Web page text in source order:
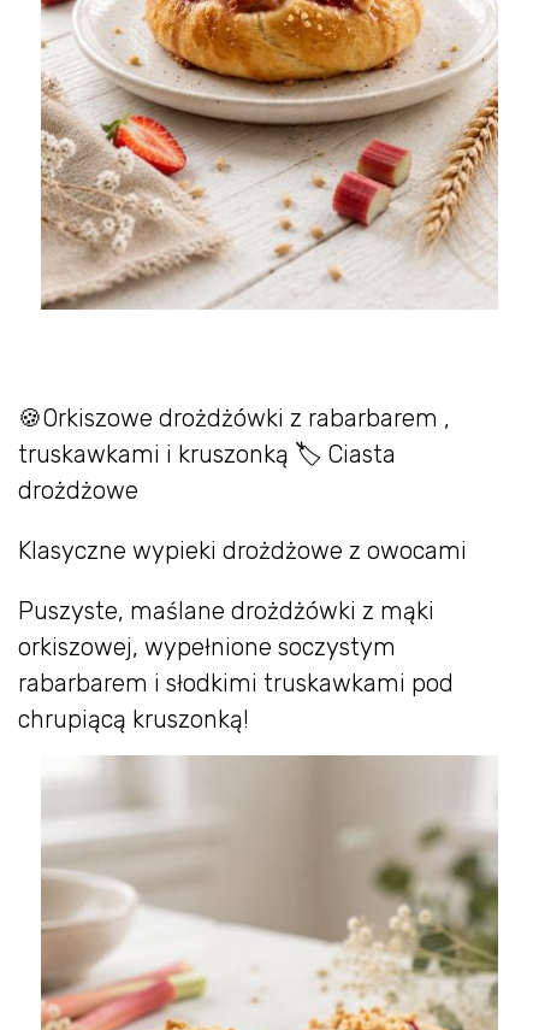
🍪Orkiszowe drożdżówki z rabarbarem ,
truskawkami i kruszonką 🏷 Ciasta
drożdżowe
Klasyczne wypieki drożdżowe z owocami
Puszyste, maślane drożdżówki z mąki
orkiszowej, wypełnione soczystym
rabarbarem i słodkimi truskawkami pod
chrupiącą kruszonką!